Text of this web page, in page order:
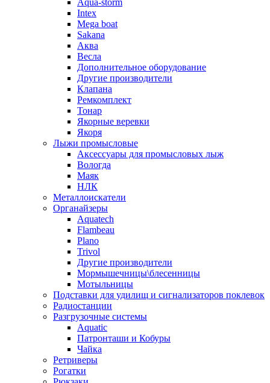
Aqua-storm
Intex
Mega boat
Sakana
Аква
Весла
Дополнительное оборудование
Другие производители
Клапана
Ремкомплект
Тонар
Якорные веревки
Якоря
Лыжи промысловые
Аксессуары для промысловых лыж
Вологда
Маяк
НЛК
Металлоискатели
Органайзеры
Aquatech
Flambeau
Plano
Trivol
Другие производители
Мормышечницы\блесенницы
Мотыльницы
Подставки для удилищ и сигнализаторов поклевок
Радиостанции
Разгрузочные системы
Aquatic
Патронташи и Кобуры
Чайка
Ретриверы
Рогатки